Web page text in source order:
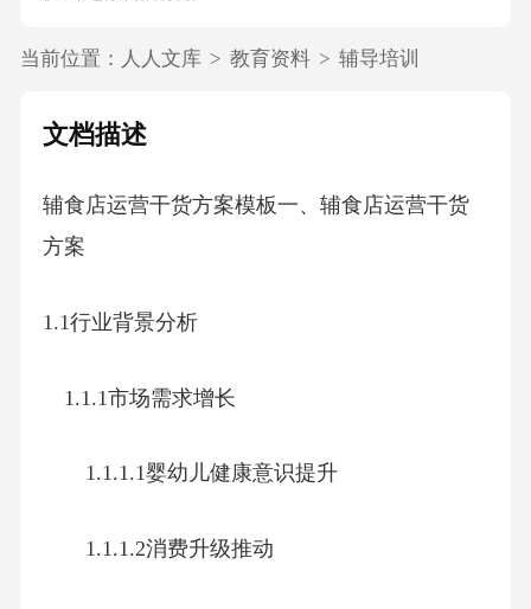
当前位置： 人人文库 > 教育资料 > 辅导培训
文档描述
辅食店运营干货方案模板一、辅食店运营干货
方案
1.1行业背景分析
1.1.1市场需求增长
1.1.1.1婴幼儿健康意识提升
1.1.1.2消费升级推动